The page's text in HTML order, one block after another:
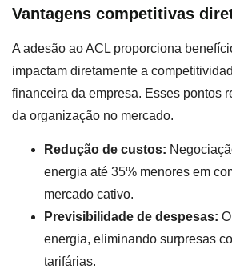
Vantagens competitivas
A adesão ao ACL proporciona
impactam diretamente a
financeira da empresa. Esses pontos
da organização no mercado.
Redução de custos:
energia até 35% menores em
mercado cativo.
Previsibilidade de despesas:
energia, eliminando surpresas
tarifárias.